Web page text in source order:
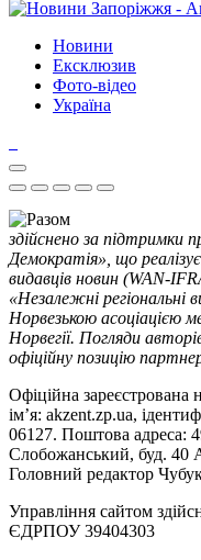
Новини
Ексклюзив
Фото-відео
Україна
здійснено за підтримки
Демократія», що
видавців новин (WAN-
«Незалежні
Норвезькою асоціацією
Норвегії. Погляди
офіційну позицію
Офіційна
ім’я: akzent.zp.ua,
06127. Поштова адреса:
Слобожанський, буд. 40
Головний редактор
Управління сайтом
ЄДРПОУ 39404303